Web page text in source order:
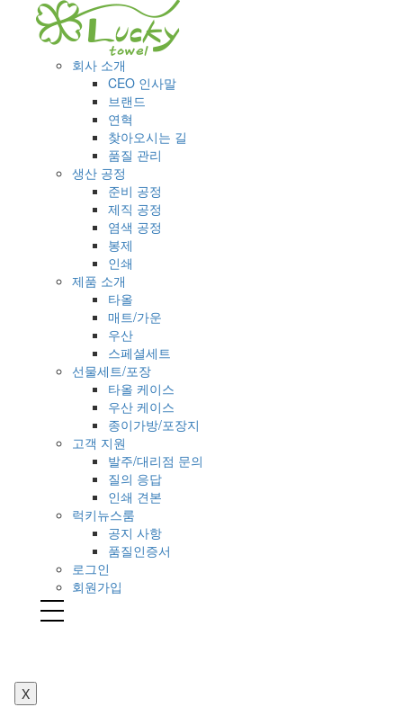
회사 소개
CEO 인사말
브랜드
연혁
찾아오시는 길
품질 관리
생산 공정
준비 공정
제직 공정
염색 공정
봉제
인쇄
제품 소개
타올
매트/가운
우산
스페셜세트
선물세트/포장
타올 케이스
우산 케이스
종이가방/포장지
고객 지원
발주/대리점 문의
질의 응답
인쇄 견본
럭키뉴스룸
공지 사항
품질인증서
로그인
회원가입
X